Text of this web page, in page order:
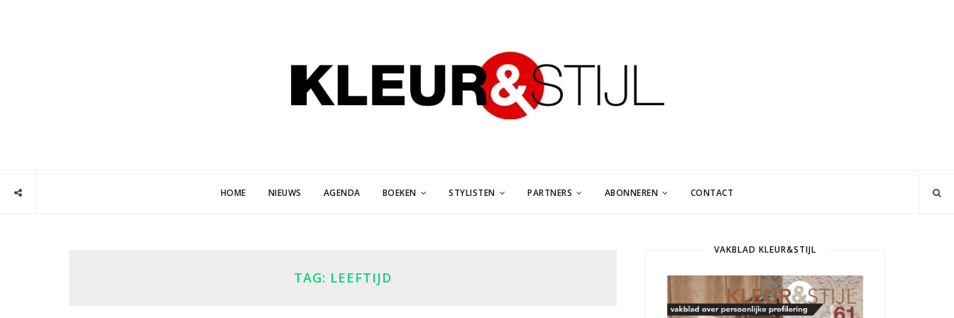
HOME NIEUWS AGENDA BOEKEN STYLISTEN PARTNERS ABONNEREN CONTACT
TAG: LEEFTIJD
VAKBLAD KLEUR&STIJL